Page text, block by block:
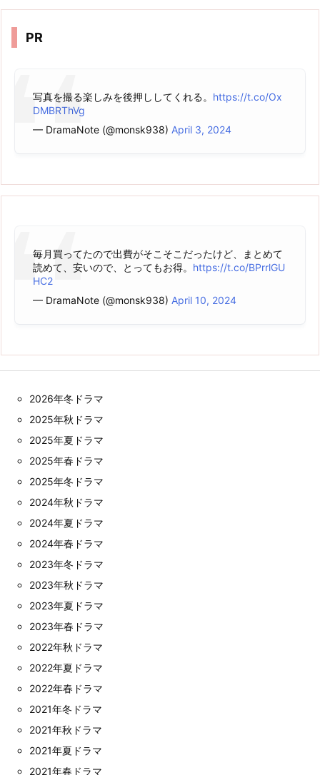
イ
PR
写真を撮る楽しみを後押ししてくれる。 https://t.co/Ox
DMBRThVg
— DramaNote (@monsk938) April 3, 2024
毎月買ってたので出費がそこそこだったけど、まとめて
読めて、安いので、とってもお得。 https://t.co/BPrrlGU
HC2
— DramaNote (@monsk938) April 10, 2024
2026年冬ドラマ
2025年秋ドラマ
2025年夏ドラマ
2025年春ドラマ
2025年冬ドラマ
2024年秋ドラマ
2024年夏ドラマ
2024年春ドラマ
2023年冬ドラマ
2023年秋ドラマ
2023年夏ドラマ
2023年春ドラマ
2022年秋ドラマ
2022年夏ドラマ
2022年春ドラマ
2021年冬ドラマ
2021年秋ドラマ
2021年夏ドラマ
2021年春ドラマ